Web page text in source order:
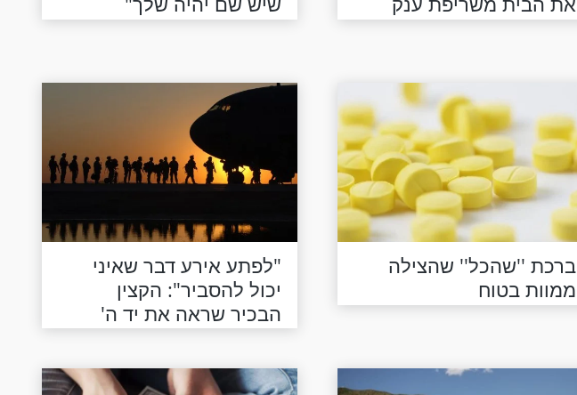
ברכת ''שהכל'' שהצילה
ממוות בטוח
"לפתע אירע דבר שאיני
יכול להסביר": הקצין
הבכיר שראה את יד ה'
משחזר